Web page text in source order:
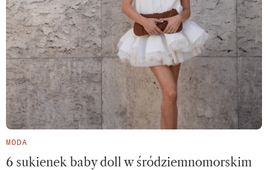
MODA
6 sukienek baby doll w śródziemnomorskim